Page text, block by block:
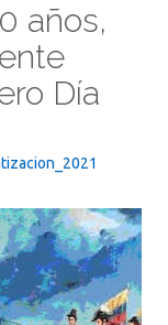
años,
Día